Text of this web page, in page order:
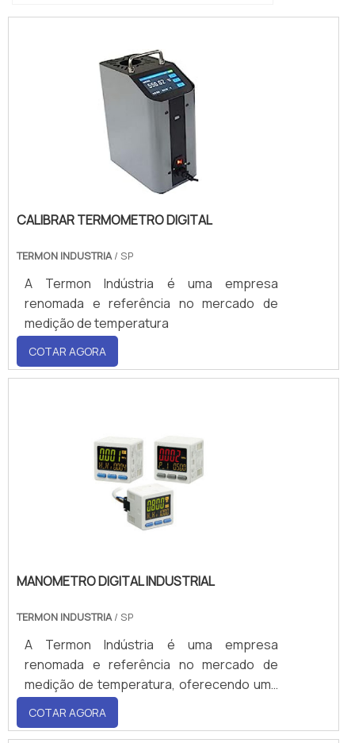
CALIBRAR TERMOMETRO DIGITAL
TERMON INDUSTRIA/ SP
A Termon Indústria é uma empresa
renomada e referência no mercado de
medição de temperatura
COTAR AGORA
MANOMETRO DIGITAL INDUSTRIAL
TERMON INDUSTRIA/ SP
A Termon Indústria é uma empresa
renomada e referência no mercado de
medição de temperatura, oferecendo uma
ampla gama de produtos de alta qualida
COTAR AGORA